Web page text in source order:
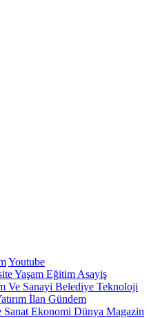
Youtube
Yaşam Eğitim Asayiş
Ve Sanayi Belediye Teknoloji
İlan Gündem
Ekonomi Dünya Magazin